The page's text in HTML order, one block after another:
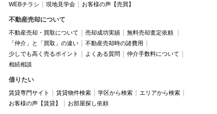
WEBチラシ
現地見学会 お客様の声【売買】
不動産売却について
不動産売却・買取について 売却成功実績
無料売却査定依頼
「仲介」と「買取」の違い
不動産売却時の諸費用
少しでも高く売るポイント
よくある質問
仲介手数料について
相続相談
借りたい
賃貸専門サイト 賃貸物件検索 学区から検索
エリアから検索
お客様の声【賃貸】
お部屋探し依頼